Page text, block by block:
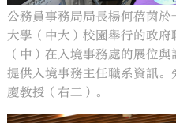
公務員事務局局長楊何蓓茵
大學（中大）校園舉行的政
（中）在入境事務處的展位
提供入境事務主任職系資訊
慶教授（右二）。